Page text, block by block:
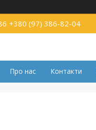
+380 (97) 386-82-04
Про нас Контакти